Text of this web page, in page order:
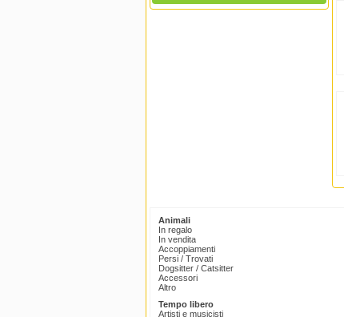
Animali
In regalo
In vendita
Accoppiamenti
Persi / Trovati
Dogsitter / Catsitter
Accessori
Altro
Tempo libero
Artisti e musicisti